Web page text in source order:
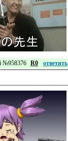
№958376 R0 ответить